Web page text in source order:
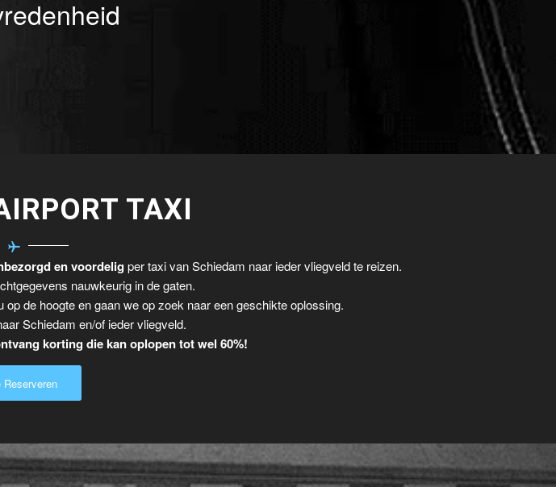
TAXI
en voordelig per taxi van Schiedam naar ieder vliegveld te reizen.
nauwkeurig in de gaten.
de hoogte en gaan we op zoek naar een geschikte oplossing.
Schiedam en/of ieder vliegveld.
korting die kan oplopen tot wel 60%!
Reserveren